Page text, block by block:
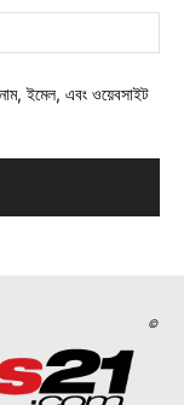
ইমেল, এবং ওয়েবসাইট
©